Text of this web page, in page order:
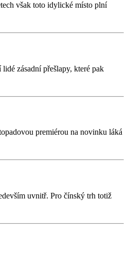
však toto idylické místo plní
zásadní přešlapy, které pak
premiérou na novinku láká
uvnitř. Pro čínský trh totiž